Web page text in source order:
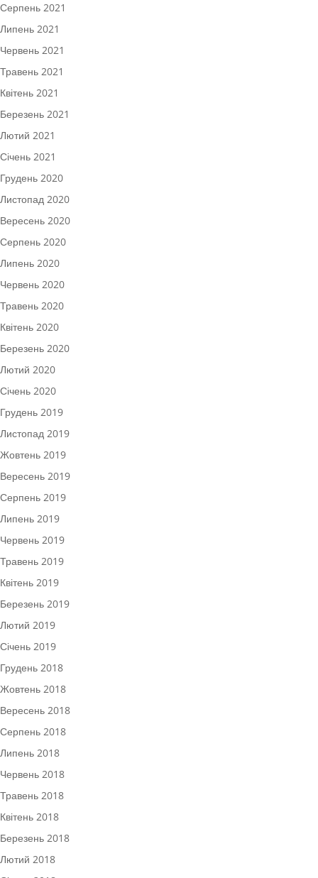
Серпень 2021
Липень 2021
Червень 2021
Травень 2021
Квітень 2021
Березень 2021
Лютий 2021
Січень 2021
Грудень 2020
Листопад 2020
Вересень 2020
Серпень 2020
Липень 2020
Червень 2020
Травень 2020
Квітень 2020
Березень 2020
Лютий 2020
Січень 2020
Грудень 2019
Листопад 2019
Жовтень 2019
Вересень 2019
Серпень 2019
Липень 2019
Червень 2019
Травень 2019
Квітень 2019
Березень 2019
Лютий 2019
Січень 2019
Грудень 2018
Жовтень 2018
Вересень 2018
Серпень 2018
Липень 2018
Червень 2018
Травень 2018
Квітень 2018
Березень 2018
Лютий 2018